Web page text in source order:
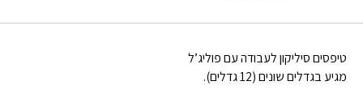
היה:
₪98.00.
הוא:
₪29.00.
טיפסים סיליקון לעבודה עם פוליג’ל
מגיע בגדלים שונים (12 גדלים).